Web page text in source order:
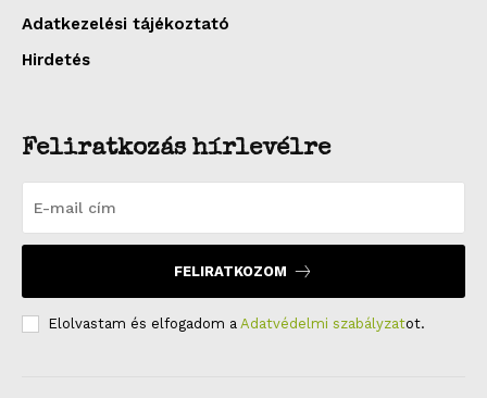
Adatkezelési tájékoztató
Hirdetés
Feliratkozás hírlevélre
FELIRATKOZOM
Elolvastam és elfogadom a Adatvédelmi szabályzatot.